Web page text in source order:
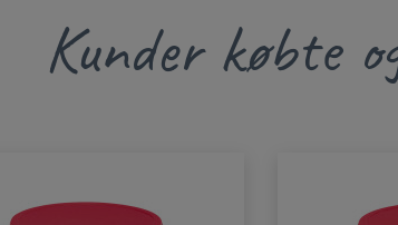
Kunder købte